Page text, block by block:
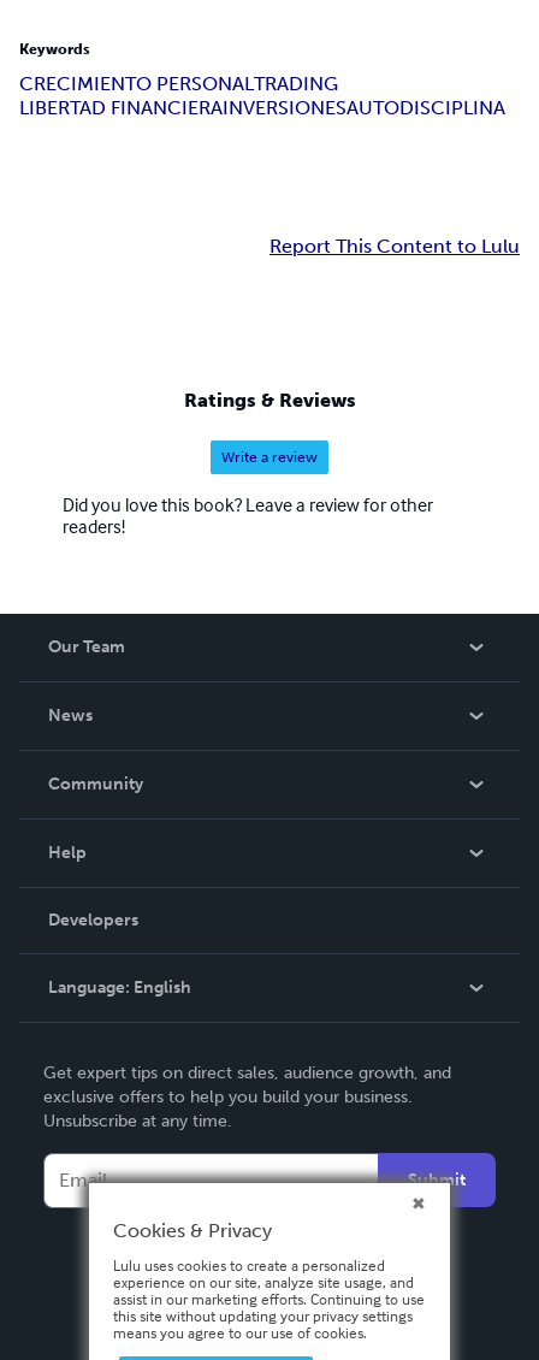
Keywords
CRECIMIENTO PERSONALTRADING
LIBERTAD FINANCIERAINVERSIONESAUTODISCIPLINA
Report This Content to Lulu
Ratings & Reviews
Write a review
Did you love this book? Leave a review for other
readers!
Our Team
News
In The News
Community
Podcast
Help
Order Lookup
Knowledge Base
Contact Support
Developers
Language: English
Deutsch
Français
Italiano
Español
Get expert tips on direct sales, audience growth, and
exclusive offers to help you build your business.
Unsubscribe at any time.
Submit
Cookies & Privacy
Lulu uses cookies to create a personalized
experience on our site, analyze site usage, and
assist in our marketing efforts. Continuing to use
this site without updating your privacy settings
means you agree to our use of cookies.